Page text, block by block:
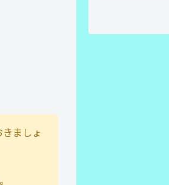
ましょ